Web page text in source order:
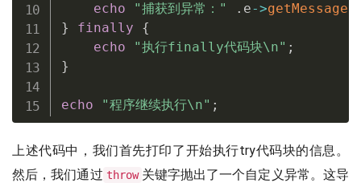
echo "捕获到异常：" . e->getMessage
}
finally
{
echo
"执行finally代码块\n" ;
}
echo "程序继续执行\n" ;
上述代码中，我们首先打印了开始执行try代码块的信息。
然后，我们通过 throw 关键字抛出了一个自定义异常。这导